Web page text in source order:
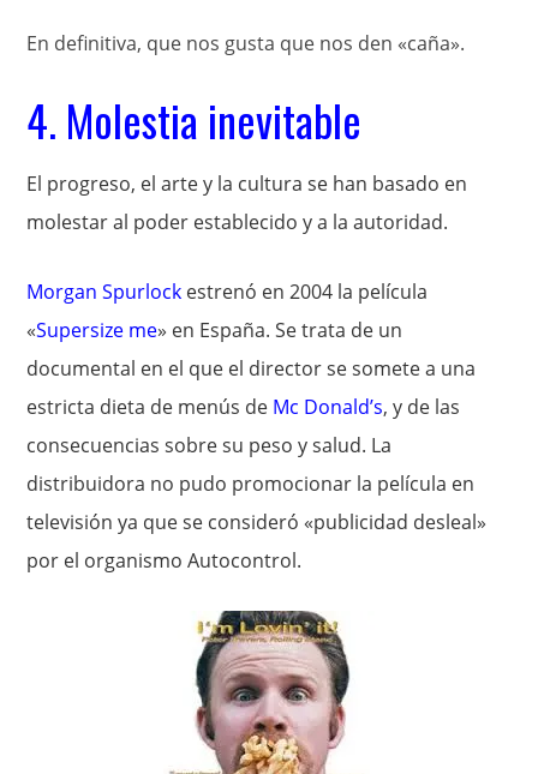
En definitiva, que nos gusta que nos den «caña».
4. Molestia inevitable
El progreso, el arte y la cultura se han basado en
molestar al poder establecido y a la autoridad.
Morgan Spurlock estrenó en 2004 la película
«Supersize me» en España. Se trata de un
documental en el que el director se somete a una
estricta dieta de menús de Mc Donald’s, y de las
consecuencias sobre su peso y salud. La
distribuidora no pudo promocionar la película en
televisión ya que se consideró «publicidad desleal»
por el organismo Autocontrol.